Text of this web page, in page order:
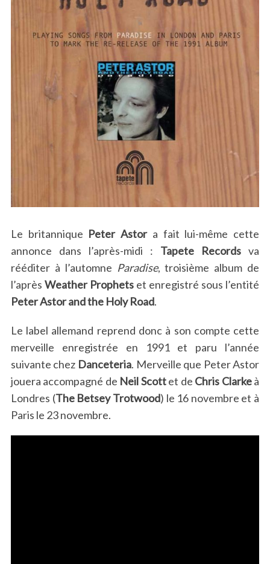
Le britannique Peter Astora fait lui-même cette
annonce dans l’après-midi : Tapete Records va
rééditer à l’automne Paradise, troisième album de
l’après Weather Prophetset enregistré sous l’entité
Peter Astor and the Holy Road.
Le label allemand reprend donc à son compte cette
merveille enregistrée en 1991 et paru l’année
suivante chez Danceteria. Merveille que Peter Astor
jouera accompagné de Neil Scottet de Chris Clarkeà
Londres (The Betsey Trotwood) le 16 novembre et à
Paris le 23 novembre.